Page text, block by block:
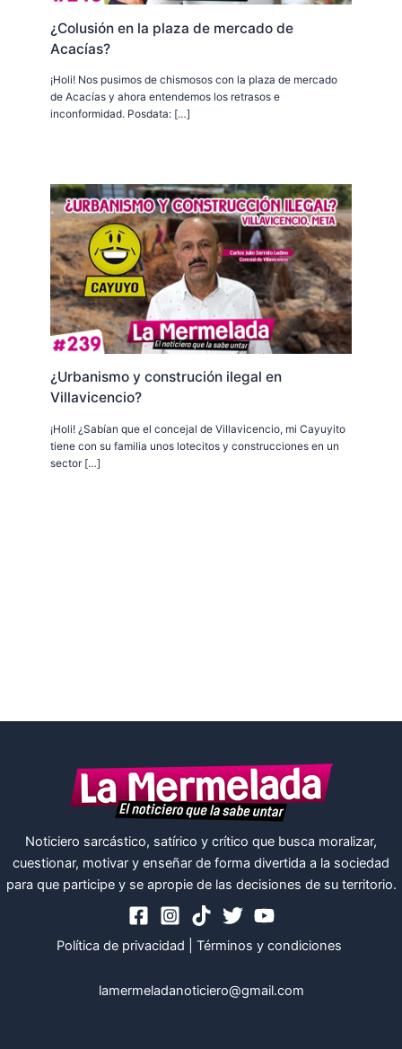
¿Colusión en la plaza de mercado de
Acacías?
¡Holi! Nos pusimos de chismosos con la plaza de mercado
de Acacías y ahora entendemos los retrasos e
inconformidad. Posdata: […]
¿Urbanismo y construción ilegal en
Villavicencio?
¡Holi! ¿Sabían que el concejal de Villavicencio, mi Cayuyito
tiene con su familia unos lotecitos y construcciones en un
sector […]
Noticiero sarcástico, satírico y crítico que busca moralizar,
cuestionar, motivar y enseñar de forma divertida a la sociedad
para que participe y se apropie de las decisiones de su territorio.
Política de privacidad Términos y condiciones
lamermeladanoticiero@gmail.com